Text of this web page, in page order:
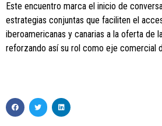
Este encuentro marca el inicio de
estrategias conjuntas que faciliten el
iberoamericanas y canarias a la oferta de
reforzando así su rol como eje comercial